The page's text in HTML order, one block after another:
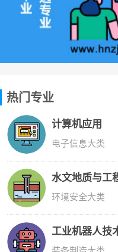
热门专业
计算机应用
电子信息大类
水文地质与工
环境安全大类
工业机器人技